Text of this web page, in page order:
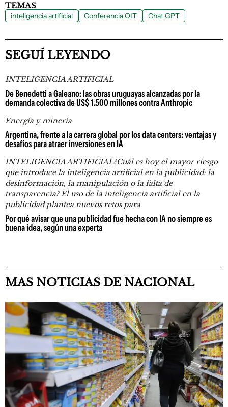
TEMAS
inteligencia artificial Conferencia OIT Chat GPT
SEGUÍ LEYENDO
INTELIGENCIA ARTIFICIAL
De Benedetti a Galeano: las obras uruguayas alcanzadas por la
demanda colectiva de US$ 1.500 millones contra Anthropic
Energía y minería
Argentina, frente a la carrera global por los data centers: ventajas y
desafíos para atraer inversiones en IA
INTELIGENCIA ARTIFICIAL¿Cuál es hoy el mayor riesgo
que introduce la inteligencia artificial en la publicidad: la
desinformación, la manipulación o la falta de
transparencia? El uso de la inteligencia artificial en la
publicidad plantea nuevos retos para
Por qué avisar que una publicidad fue hecha con IA no siempre es
buena idea, según una experta
MAS NOTICIAS DE NACIONAL